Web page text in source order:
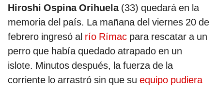
Hiroshi Ospina Orihuela(33) quedará en la
memoria del país. La mañana del viernes 20 de
febrero ingresó al río Rímac para rescatar a un
perro que había quedado atrapado en un
islote. Minutos después, la fuerza de la
corriente lo arrastró sin que su equipo pudiera